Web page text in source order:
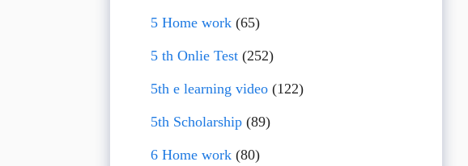
5 Home work(65)
5 th Onlie Test(252)
5th e learning video(122)
5th Scholarship(89)
6 Home work(80)